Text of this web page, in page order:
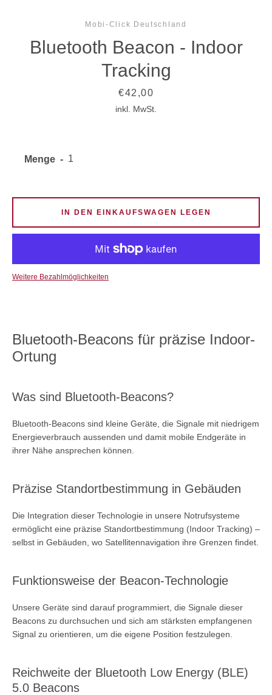
Mobi-Click Deutschland
Bluetooth Beacon - Indoor
Tracking
Preis
€42,00
inkl. MwSt.
Bluetooth-Beacons für präzise Indoor-
Ortung
Was sind Bluetooth-Beacons?
Bluetooth-Beacons sind kleine Geräte, die Signale mit niedrigem
Energieverbrauch aussenden und damit mobile Endgeräte in
ihrer Nähe ansprechen können.
Präzise Standortbestimmung in Gebäuden
Die Integration dieser Technologie in unsere Notrufsysteme
ermöglicht eine präzise Standortbestimmung (Indoor Tracking) –
selbst in Gebäuden, wo Satellitennavigation ihre Grenzen findet.
Funktionsweise der Beacon-Technologie
Unsere Geräte sind darauf programmiert, die Signale dieser
Beacons zu durchsuchen und sich am stärksten empfangenen
Signal zu orientieren, um die eigene Position festzulegen.
Reichweite der Bluetooth Low Energy (BLE)
5.0 Beacons
Menge
IN DEN EINKAUFSWAGEN LEGEN
Weitere Bezahlmöglichkeiten